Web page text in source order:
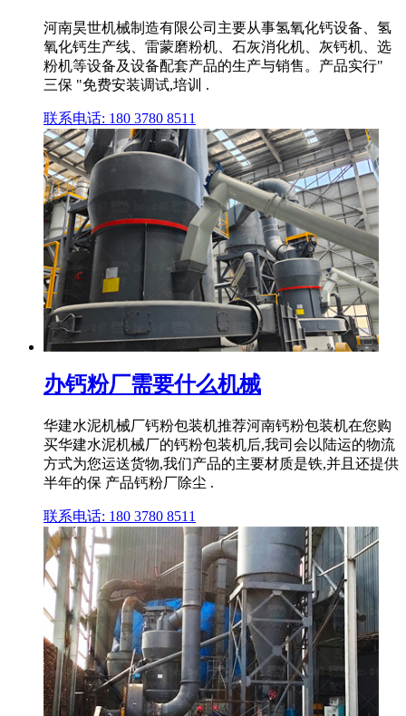
河南昊世机械制造有限公司主要从事氢氧化钙设备、氢
氧化钙生产线、雷蒙磨粉机、石灰消化机、灰钙机、选
粉机等设备及设备配套产品的生产与销售。产品实行"
三保 "免费安装调试,培训 .
联系电话: 180 3780 8511
办钙粉厂需要什么机械
华建水泥机械厂钙粉包装机推荐河南钙粉包装机在您购
买华建水泥机械厂的钙粉包装机后,我司会以陆运的物流
方式为您运送货物,我们产品的主要材质是铁,并且还提供
半年的保 产品钙粉厂除尘 .
联系电话: 180 3780 8511